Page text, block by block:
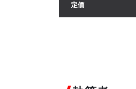
定価